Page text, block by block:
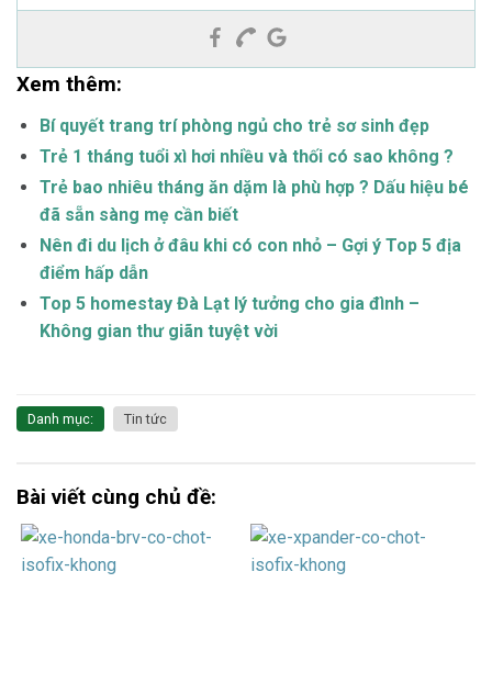
Xem thêm:
Bí quyết trang trí phòng ngủ cho trẻ sơ sinh đẹp
Trẻ 1 tháng tuổi xì hơi nhiều và thối có sao không ?
Trẻ bao nhiêu tháng ăn dặm là phù hợp ? Dấu hiệu bé
đã sẵn sàng mẹ cần biết
Nên đi du lịch ở đâu khi có con nhỏ – Gợi ý Top 5 địa
điểm hấp dẫn
Top 5 homestay Đà Lạt lý tưởng cho gia đình –
Không gian thư giãn tuyệt vời
Danh mục: Tin tức
Bài viết cùng chủ đề: